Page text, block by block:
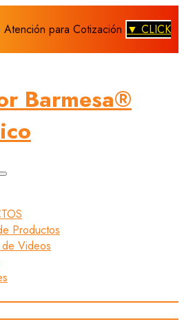
para Cotización ▼ CLICK
Productos
Videos